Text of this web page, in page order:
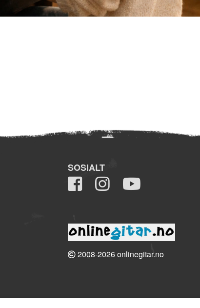
SOSIALT
2008-2026 onlinegitar.no